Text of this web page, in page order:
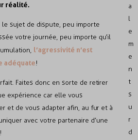
réalité.
le sujet de dispute, peu importe
votre journée, peu importe qu’il
l’agressivité n’est
adéquate!
Faites donc en sorte de retirer
expérience car elle vous
et de vous adapter afin, au fur et à
avec votre partenaire d’une
a
l
e
m
e
n
t
s
u
r
d